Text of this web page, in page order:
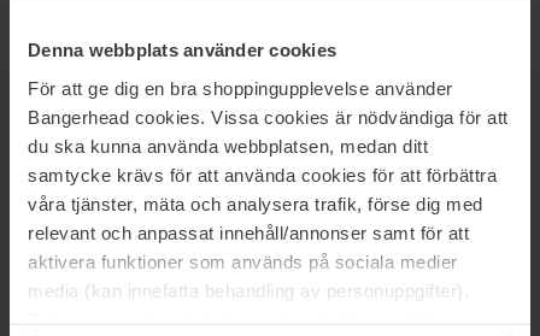
Denna webbplats använder cookies
För att ge dig en bra shoppingupplevelse använder
Bangerhead cookies. Vissa cookies är nödvändiga för att
du ska kunna använda webbplatsen, medan ditt
samtycke krävs för att använda cookies för att förbättra
våra tjänster, mäta och analysera trafik, förse dig med
relevant och anpassat innehåll/annonser samt för att
aktivera funktioner som används på sociala medier
media (kan innefatta behandling av personuppgifter).
Boss Bottled
150 ml
25 €
Boss Bottled
75 ml
25 €
Boss Bottled Duo
Value Pack
43 €
Boss Bottled Set
Value Pack
120 €